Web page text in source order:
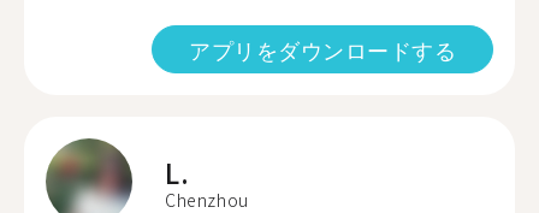
アプリをダウンロードする
L.
Chenzhou